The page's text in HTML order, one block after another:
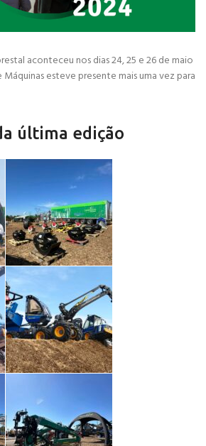
aconteceu nos dias 24, 25 e 26 de maio
esteve presente mais uma vez para
última edição